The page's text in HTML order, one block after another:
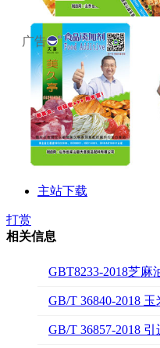
广告
主站下载
打赏
相关信息
GBT8233-2018芝麻
GB/T 36840-2018
GB/T 36857-2018